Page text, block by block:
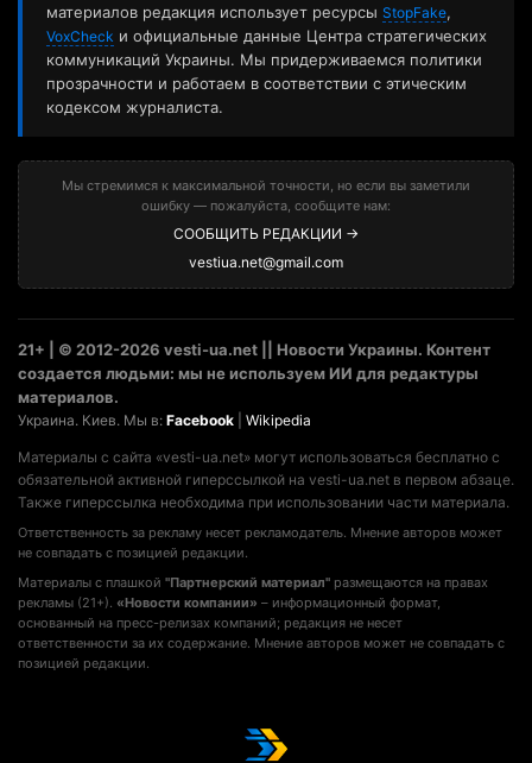
материалов редакция использует ресурсы StopFake,
VoxCheck и официальные данные Центра стратегических
коммуникаций Украины. Мы придерживаемся политики
прозрачности и работаем в соответствии с этическим
кодексом журналиста.
Мы стремимся к максимальной точности, но если вы заметили
ошибку — пожалуйста, сообщите нам:
СООБЩИТЬ РЕДАКЦИИ →
vestiua.net@gmail.com
21+ | © 2012-2026 vesti-ua.net || Новости Украины. Контент
создается людьми: мы не используем ИИ для редактуры
материалов.
Украина. Киев. Мы в: Facebook Wikipedia
Материалы с сайта «vesti-ua.net» могут использоваться бесплатно с
обязательной активной гиперссылкой на vesti-ua.net в первом абзаце.
Также гиперссылка необходима при использовании части материала.
Ответственность за рекламу несет рекламодатель. Мнение авторов может
не совпадать с позицией редакции.
Материалы с плашкой "Партнерский материал" размещаются на правах
рекламы (21+). «Новости компании» – информационный формат,
основанный на пресс-релизах компаний; редакция не несет
ответственности за их содержание. Мнение авторов может не совпадать с
позицией редакции.